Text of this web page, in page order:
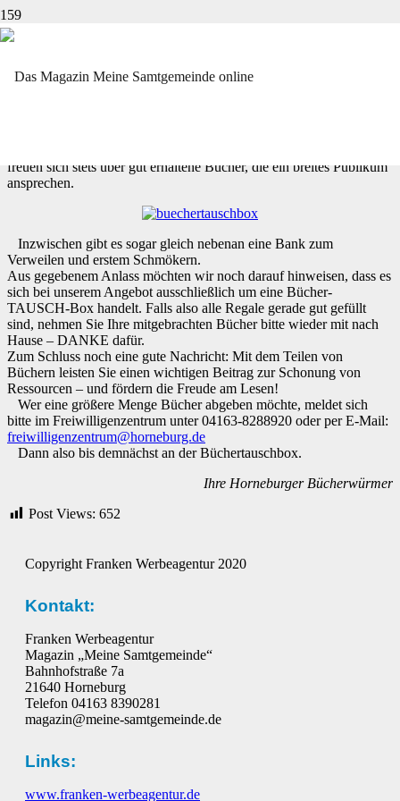
LEIHEN, TAUSCHEN, SPENDEN…
…alles ist möglich – in der Horneburger Büchertauschbox (neben
freuen sich stets über gut erhaltene Bücher, die ein breites Publikum
ansprechen.
Inzwischen gibt es sogar gleich nebenan eine Bank zum
Verweilen und erstem Schmökern.
Aus gegebenem Anlass möchten wir noch darauf hinweisen, dass es
sich bei unserem Angebot ausschließlich um eine Bücher-
TAUSCH-Box handelt. Falls also alle Regale gerade gut gefüllt
sind, nehmen Sie Ihre mitgebrachten Bücher bitte wieder mit nach
Hause – DANKE dafür.
Zum Schluss noch eine gute Nachricht: Mit dem Teilen von
Büchern leisten Sie einen wichtigen Beitrag zur Schonung von
Ressourcen – und fördern die Freude am Lesen!
Wer eine größere Menge Bücher abgeben möchte, meldet sich
bitte im Freiwilligenzentrum unter 04163-8288920 oder per E-Mail:
freiwilligenzentrum@horneburg.de
Dann also bis demnächst an der Büchertauschbox.
Ihre Horneburger Bücherwürmer
Post Views: 652
Copyright Franken Werbeagentur 2020
Kontakt:
Franken Werbeagentur
Magazin „Meine Samtgemeinde“
Bahnhofstraße 7a
21640 Horneburg
Telefon 04163 8390281
magazin@meine-samtgemeinde.de
Links:
www.franken-werbeagentur.de